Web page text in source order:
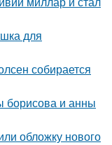
для
собирается
борисова и анны
обложку нового